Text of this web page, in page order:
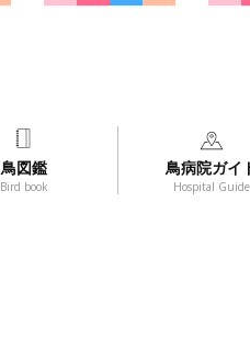
鳥図鑑
Bird book
鳥病院ガイ
Hospital Guide